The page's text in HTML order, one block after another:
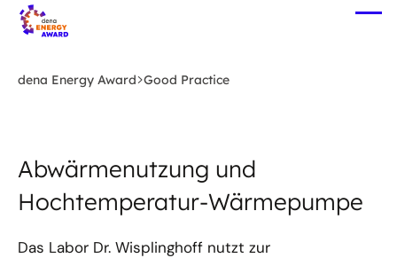
Zum
Hauptinhalt
dena Energy Award Good Practice
Abwärmenutzung und
Hochtemperatur-Wärmepumpe
Das Labor Dr. Wisplinghoff nutzt zur